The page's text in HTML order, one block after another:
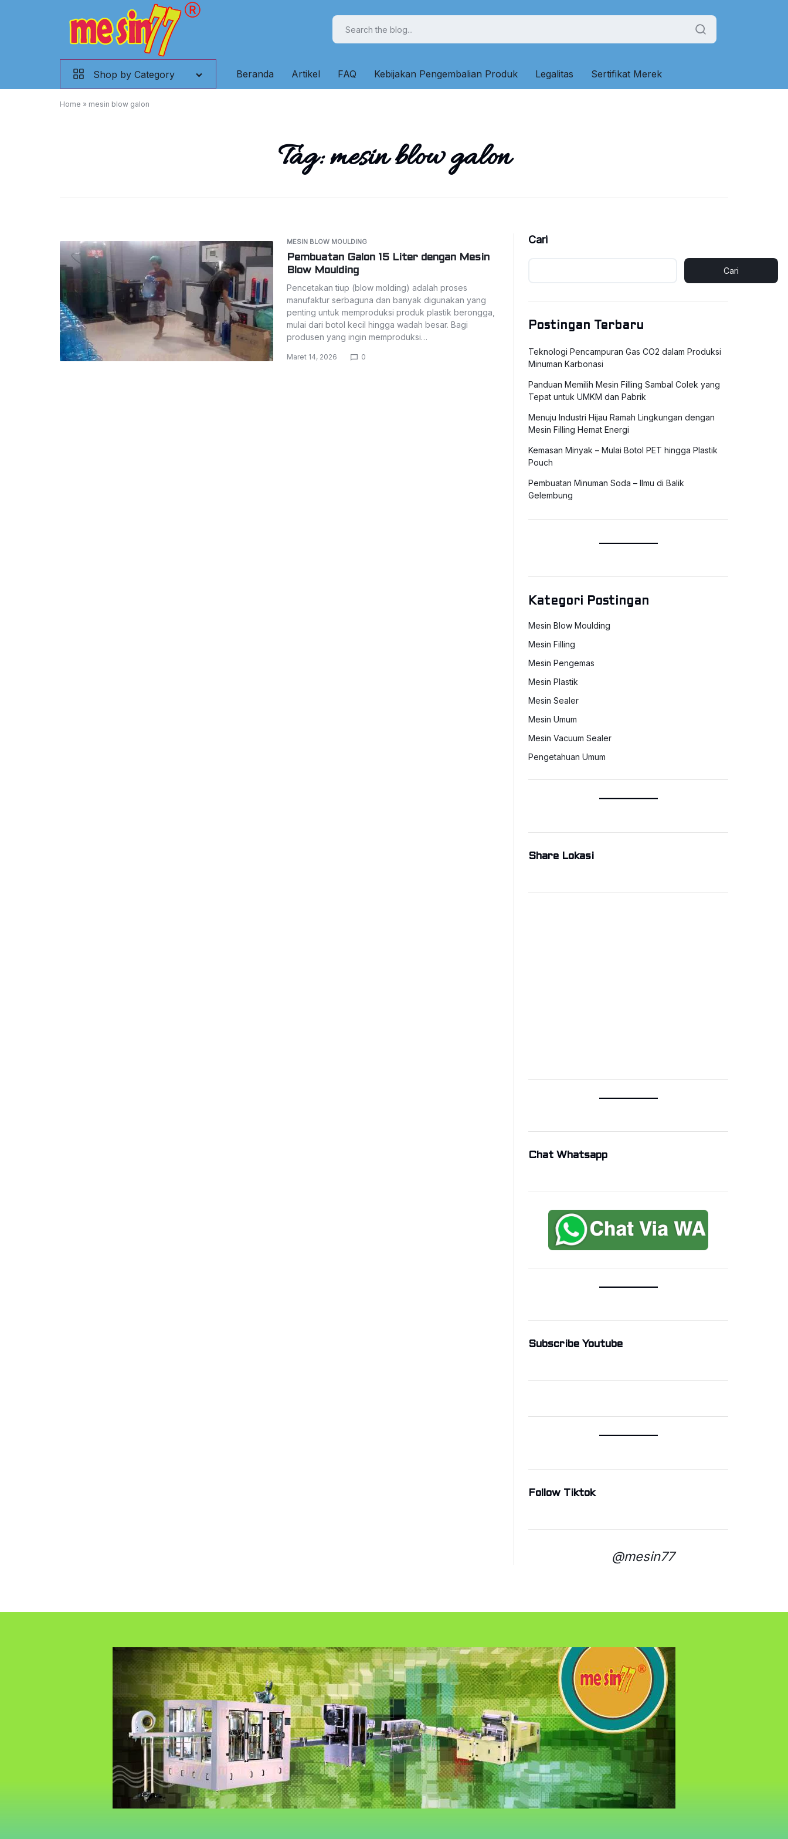
Mesin
Kemasan,
Plastik,
Shop by Category Beranda Artikel FAQ Kebijakan Pengembalian Produk Legalitas Sertifikat Merek
Home » mesin blow galon
Tag:mesin blow galon
MESIN BLOW MOULDING
Pembuatan Galon 15 Liter dengan Mesin
Blow Moulding
Pencetakan tiup (blow molding) adalah proses
manufaktur serbaguna dan banyak digunakan yang
penting untuk memproduksi produk plastik berongga,
mulai dari botol kecil hingga wadah besar. Bagi
produsen yang ingin memproduksi…
Maret 14, 2026 0
Cari
Cari
Postingan Terbaru
Teknologi Pencampuran Gas CO2 dalam Produksi
Minuman Karbonasi
Panduan Memilih Mesin Filling Sambal Colek yang
Tepat untuk UMKM dan Pabrik
Menuju Industri Hijau Ramah Lingkungan dengan
Mesin Filling Hemat Energi
Kemasan Minyak – Mulai Botol PET hingga Plastik
Pouch
Pembuatan Minuman Soda – Ilmu di Balik
Gelembung
Kategori Postingan
Mesin Blow Moulding
Mesin Filling
Mesin Pengemas
Mesin Plastik
Mesin Sealer
Mesin Umum
Mesin Vacuum Sealer
Pengetahuan Umum
Share Lokasi
Chat Whatsapp
Subscribe Youtube
Follow Tiktok
@mesin77